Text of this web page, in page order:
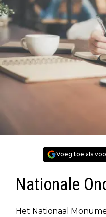
Voeg toe als
Nationale
Het Nationaal